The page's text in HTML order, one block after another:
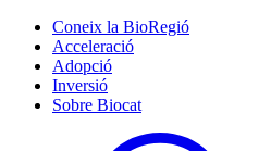
Coneix la BioRegió
Acceleració
Adopció
Inversió
Sobre Biocat